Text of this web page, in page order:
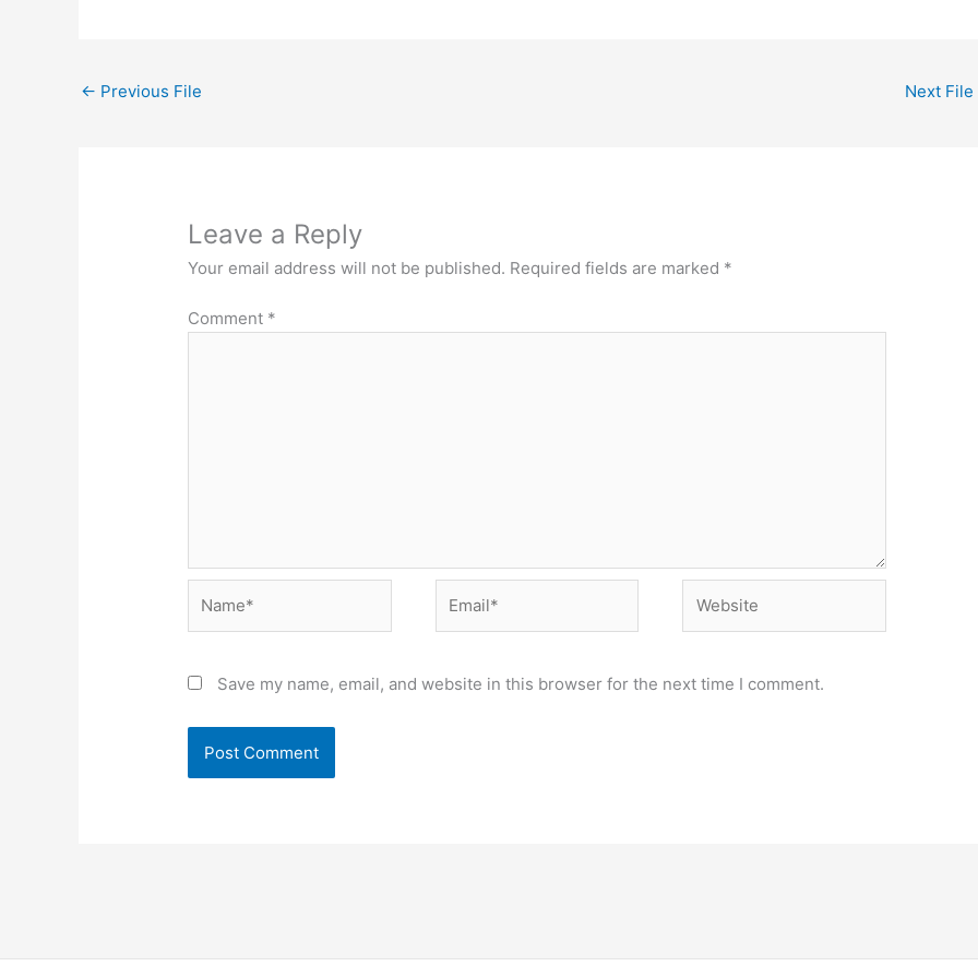
← Previous File Next File
Leave a Reply
Your email address will not be published. Required fields are marked *
Comment *
Save my name, email, and website in this browser for the next time I comment.